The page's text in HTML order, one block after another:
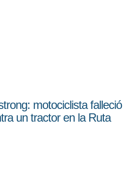
motociclista falleció
un tractor en la Ruta